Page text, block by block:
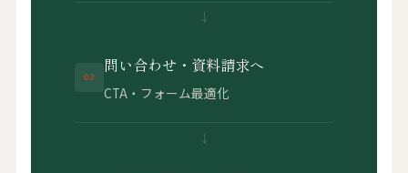
↓
03
問い合わせ・資料請求へ
CTA・フォーム最適化
↓